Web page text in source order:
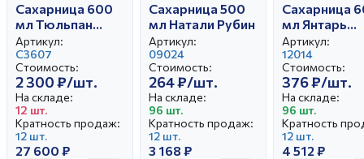
Сахарница 600
мл Тюльпан
Флора
Артикул:
С3607
Стоимость:
2 300 ₽/шт.
На складе:
12 шт.
Кратность продаж:
12 шт.
27 600 ₽
Сахарница 500
мл Натали Рубин
Артикул:
09024
Стоимость:
264 ₽/шт.
На складе:
96 шт.
Кратность продаж:
12 шт.
3 168 ₽
Сахарница
мл Янтарь
Натюрморт
Артикул:
12014
Стоимость:
376 ₽/шт.
На складе:
96 шт.
Кратность
12 шт.
4 512 ₽